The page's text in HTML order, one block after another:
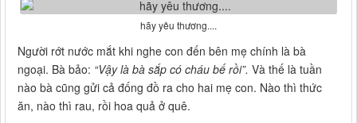
hãy yêu thương....
Người rớt nước mắt khi nghe con đến bên mẹ chính là bà
ngoại. Bà bảo: “Vậy là bà sắp có cháu bế rồi”. Và thế là tuần
nào bà cũng gửi cả đống đồ ra cho hai mẹ con. Nào thì thức
ăn, nào thì rau, rồi hoa quả ở quê.